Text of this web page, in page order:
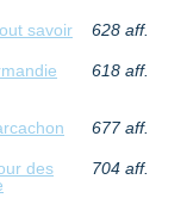
savoir 628 aff.
618 aff.
677 aff.
des
704 aff.